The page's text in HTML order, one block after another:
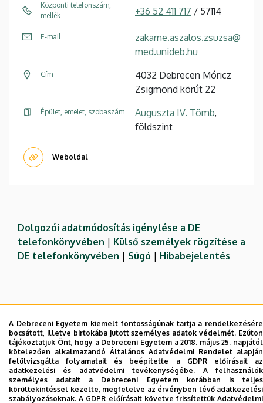
Központi telefonszám,
mellék
+36 52 411 717 / 57114
E-mail
zakarne.aszalos.zsuzsa@
med.unideb.hu
Cím
4032 Debrecen Móricz
Zsigmond körút 22
Épület, emelet, szobaszám Auguszta IV. Tömb,
földszint
Weboldal
Dolgozói adatmódosítás igénylése a DE
telefonkönyvében | Külső személyek rögzítése a
DE telefonkönyvében | Súgó | Hibabejelentés
Adatvédelem
Adatvédelem
A Debreceni Egyetem kiemelt fontosságúnak tartja a rendelkezésére
bocsátott, illetve birtokába jutott személyes adatok védelmét. Ezúton
tájékoztatjuk Önt, hogy a Debreceni Egyetem a 2018. május 25. napjától
kötelezően alkalmazandó Általános Adatvédelmi Rendelet alapján
felülvizsgálta folyamatait és beépítette a GDPR előírásait az
adatkezelési és adatvédelmi tevékenységébe. A felhasználók
személyes adatait a Debreceni Egyetem korábban is teljes
körültekintéssel kezelte, megfelelve az érvényben lévő adatkezelési
szabályozásoknak. A GDPR előírásait követve frissítettük Adatvédelmi